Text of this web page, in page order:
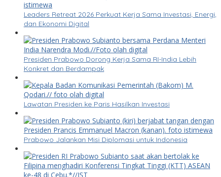
Leaders Retreat 2026 Perkuat Kerja Sama Investasi, Energi,
dan Ekonomi Digital
Presiden Prabowo Dorong Kerja Sama RI-India Lebih
Konkret dan Berdampak
Lawatan Presiden ke Paris Hasilkan Investasi
Prabowo Jalankan Misi Diplomasi untuk Indonesia